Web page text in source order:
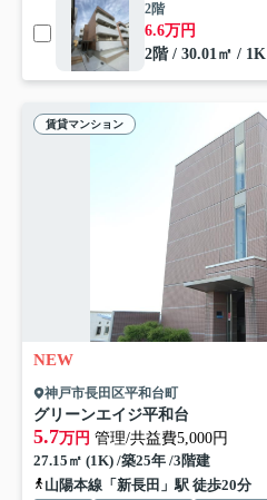
2階
6.6万円
2階 / 30.01㎡ / 1K
賃貸マンション
NEW
神戸市長田区平和台町
グリーンエイジ平和台
5.7万円 管理/共益費5,000円
27.15㎡ (1K) /築25年 /3階建
山陽本線「新長田」駅 徒歩20分